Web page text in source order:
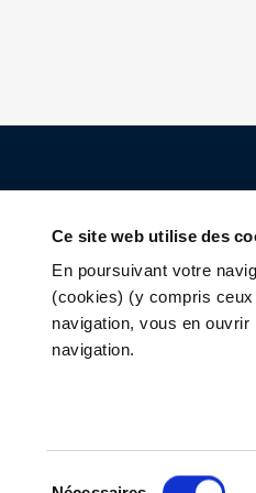
Ce site web utilise des
En poursuivant votre
(cookies) (y compris
navigation, vous en ouvrir
navigation.
40 rue Saint Jacques
75005 Paris
01 44 82 52 64